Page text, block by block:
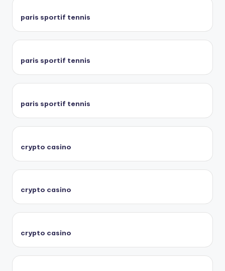
paris sportif tennis
paris sportif tennis
paris sportif tennis
crypto casino
crypto casino
crypto casino